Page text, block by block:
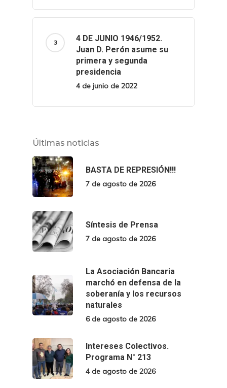
4 DE JUNIO 1946/1952.
Juan D. Perón asume su
primera y segunda
presidencia
4 de junio de 2022
Últimas noticias
BASTA DE REPRESIÓN!!!
7 de agosto de 2026
Síntesis de Prensa
7 de agosto de 2026
La Asociación Bancaria
marchó en defensa de la
soberanía y los recursos
naturales
6 de agosto de 2026
Intereses Colectivos.
Programa N° 213
4 de agosto de 2026